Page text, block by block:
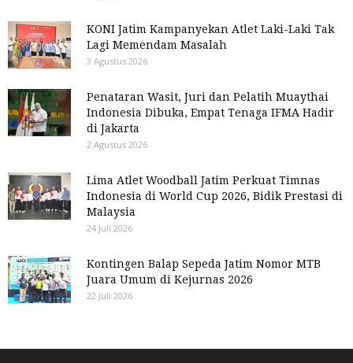
KONI Jatim Kampanyekan Atlet Laki-Laki Tak
Lagi Memendam Masalah
3 Agustus 2026
Penataran Wasit, Juri dan Pelatih Muaythai
Indonesia Dibuka, Empat Tenaga IFMA Hadir
di Jakarta
2 Agustus 2026
Lima Atlet Woodball Jatim Perkuat Timnas
Indonesia di World Cup 2026, Bidik Prestasi di
Malaysia
24 Juli 2026
Kontingen Balap Sepeda Jatim Nomor MTB
Juara Umum di Kejurnas 2026
22 Juli 2026